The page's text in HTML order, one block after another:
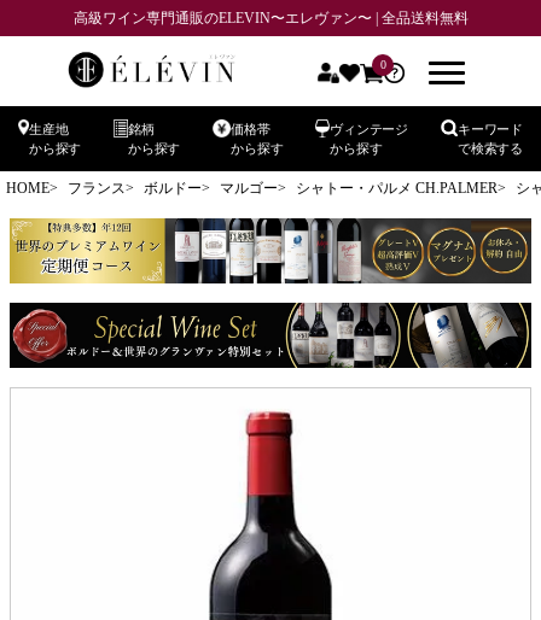
高級ワイン専門通販のELEVIN〜エレヴァン〜 | 全品送料無料
0
生産地
から探す
銘柄
から探す
価格帯
から探す
ヴィンテージ
から探す
キーワード
で検索する
HOME フランス ボルドー マルゴー シャトー・パルメ CH.PALMER シ